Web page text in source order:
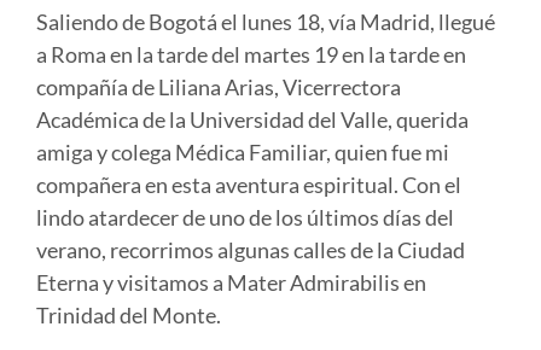
Saliendo de Bogotá el lunes 18, vía Madrid, llegué
a Roma en la tarde del martes 19 en la tarde en
compañía de Liliana Arias, Vicerrectora
Académica de la Universidad del Valle, querida
amiga y colega Médica Familiar, quien fue mi
compañera en esta aventura espiritual. Con el
lindo atardecer de uno de los últimos días del
verano, recorrimos algunas calles de la Ciudad
Eterna y visitamos a Mater Admirabilis en
Trinidad del Monte.